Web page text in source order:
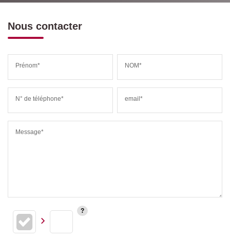
Nous contacter
Prénom* NOM*
N° de téléphone* email*
Message*